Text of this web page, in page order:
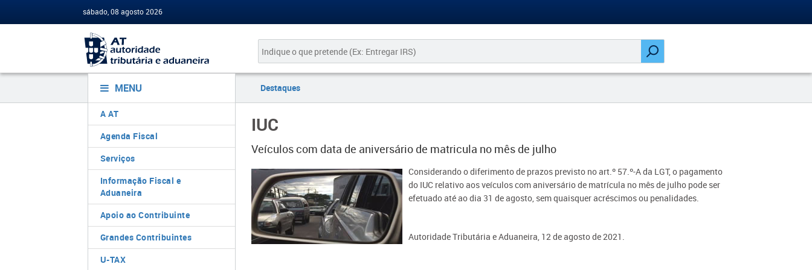
sábado, 08 agosto 2026
MENU
A AT
Agenda Fiscal
Serviços
Informação Fiscal e
Aduaneira
Apoio ao Contribuinte
Grandes Contribuintes
U-TAX
Destaques
IUC
Veículos com data de aniversário de matricula no mês de julho
​​Considerando o diferimento de prazos previsto no art.º 57.º-A da LGT, o pagamento
do IUC relativo aos veículos com aniversário de matrícula no mês de julho pode ser
efetuado até ao dia 31 de agosto, sem quaisquer acréscimos ou penalidades.​​​​
Autoridade Tributária e Aduaneira, 12 de agosto de 2021. ​